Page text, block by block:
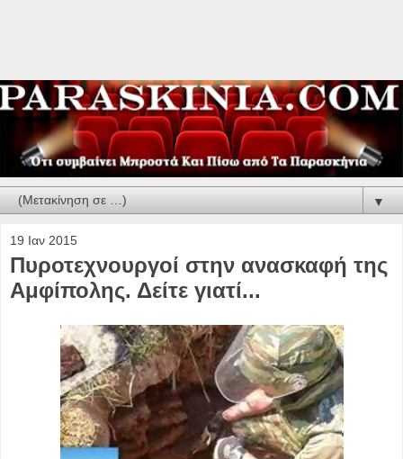
▼
19 Ιαν 2015
Πυροτεχνουργοί στην ανασκαφή της
Αμφίπολης. Δείτε γιατί...